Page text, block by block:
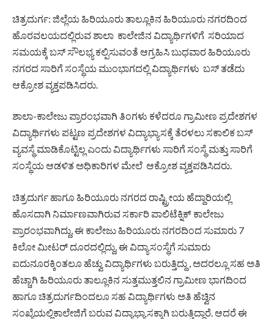
ಚಿತ್ರದುರ್ಗ: ಜಿಲ್ಲೆಯ ಹಿರಿಯೂರು ತಾಲ್ಲೂಕಿನ ಹಿರಿಯೂರು ನಗರದಿಂದ
ಹೊರವಲಯದಲ್ಲಿರುವ ಶಾಲಾ ಕಾಲೇಜಿನ ವಿದ್ಯಾರ್ಥಿಗಳಿಗೆ ಸರಿಯಾದ
ಸಮಯಕ್ಕೆ ಬಸ್‌ ಸೌಲಭ್ಯ ಕಲ್ಪಿಸುವಂತೆ ಆಗ್ರಹಿಸಿ ಬುಧವಾರ ಹಿರಿಯೂರು
ನಗರದ ಸಾರಿಗೆ ಸಂಸ್ಥೆಯ ಮುಂಭಾಗದಲ್ಲಿ ವಿದ್ಯಾರ್ಥಿಗಳು ಬಸ್‌ ತಡೆದು
ಆಕ್ರೋಶ ವ್ಯಕ್ತಪಡಿಸಿದರು.
ಶಾಲಾ-ಕಾಲೇಜು ಪ್ರಾರಂಭವಾಗಿ ತಿಂಗಳು ಕಳೆದರೂ ಗ್ರಾಮೀಣ ಪ್ರದೇಶಗಳ
ವಿದ್ಯಾರ್ಥಿಗಳು ಪಟ್ಟಣ ಪ್ರದೇಶಗಳ ವಿದ್ಯಾಭ್ಯಾಸಕ್ಕೆ ತೆರಳಲು ಸಕಾಲಿಕ ಬಸ್‌
ವ್ಯವಸ್ಥೆ ಮಾಡಿಕೊಟ್ಟಿಲ್ಲ ಎಂದು ವಿದ್ಯಾರ್ಥಿಗಳು ಸಾರಿಗೆ ಸಂಸ್ಥೆ ಮತ್ತು ಸಾರಿಗೆ
ಸಂಸ್ಥೆಯ ಆಡಳಿತ ಅಧಿಕಾರಿಗಳ ಮೇಲೆ ಆಕ್ರೋಶ ವ್ಯಕ್ತಪಡಿಸಿದರು.
ಚಿತ್ರದುರ್ಗ ಹಾಗೂ ಹಿರಿಯೂರು ನಗರದ ರಾಷ್ಟ್ರೀಯ ಹೆದ್ದಾರಿಯಲ್ಲಿ
ಹೊಸದಾಗಿ ನಿರ್ಮಾಣವಾಗಿರುವ ಸರ್ಕಾರಿ ಪಾಲಿಟೆಕ್ನಿಕ್ ಕಾಲೇಜು
ಪ್ರಾರಂಭವಾಗಿದ್ದು, ಈ ಕಾಲೇಜು ಹಿರಿಯೂರು ನಗರದಿಂದ ಸುಮಾರು 7
ಕಿಲೋ ಮೀಟರ್ ದೂರದಲ್ಲಿದ್ದು, ಈ ವಿದ್ಯಾಸಂಸ್ಥೆಗೆ ಸುಮಾರು
ಐದುನೂರಕ್ಕಿಂತಲೂ ಹೆಚ್ವು ವಿದ್ಯಾರ್ಥಿಗಳು ಬರುತ್ತಿದ್ದು , ಅದರಲ್ಲೂ ಸಹ ಅತಿ
ಹೆಚ್ಚಾಗಿ ಹಿರಿಯೂರು ತಾಲ್ಲೂಕಿನ ಸುತ್ತಮುತ್ತಲಿನ ಗ್ರಾಮೀಣ ಭಾಗದಿಂದ
ಹಾಗೂ ಚಿತ್ರದುರ್ಗದಿಂದಲೂ ಸಹ ವಿದ್ಯಾರ್ಥಿಗಳು ಅತಿ ಹೆಚ್ವಿನ
ಸಂಖ್ಯೆಯಲ್ಲಿಕಾಲೇಜಿಗೆ ಬರುವ ವಿದ್ಯಾಭ್ಯಾಸಕ್ಕಾಗಿ ಬರುತ್ತಿದ್ದಾರೆ. ಆದರೆ ಈ